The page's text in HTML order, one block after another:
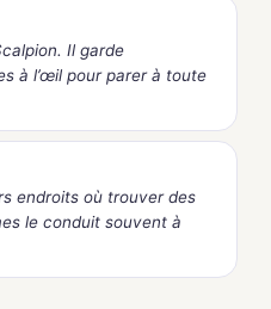
Il garde
à l’œil pour parer à toute
endroits où trouver des
le conduit souvent à